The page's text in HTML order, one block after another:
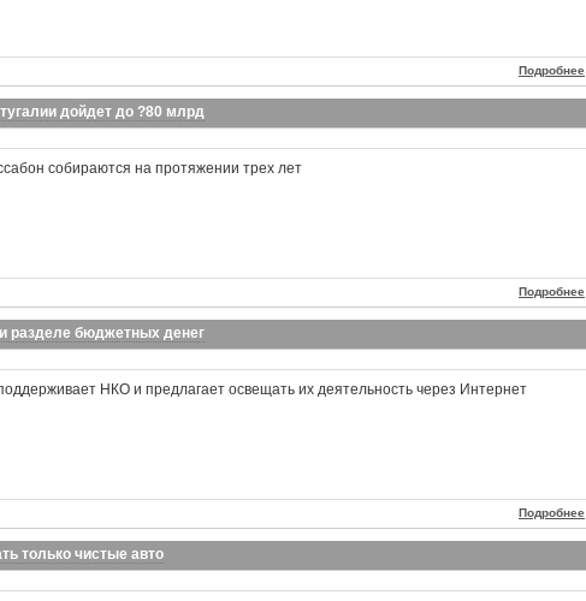
Подробнее
дойдет до ?80 млрд
собираются на протяжении трех лет
Подробнее
разделе бюджетных денег
НКО и предлагает освещать их деятельность через Интернет
Подробнее
только чистые авто